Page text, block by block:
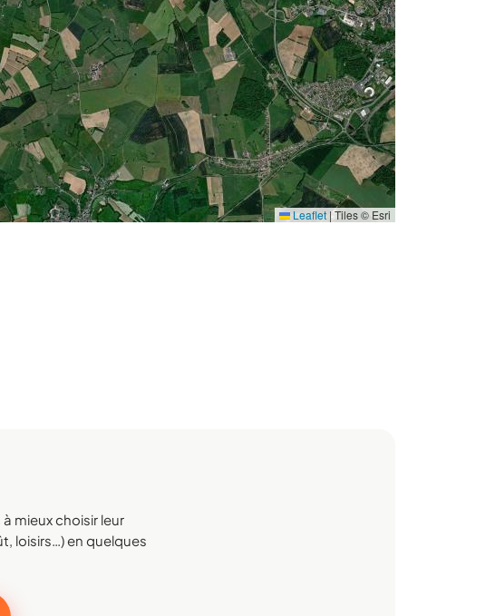
Leaflet |Tiles © Esri
mieux choisir leur
loisirs…) en quelques